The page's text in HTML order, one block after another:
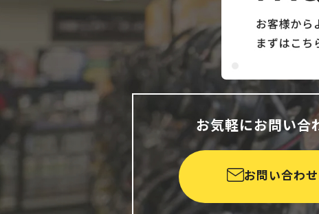
お気軽にお問い合
お問い合わ